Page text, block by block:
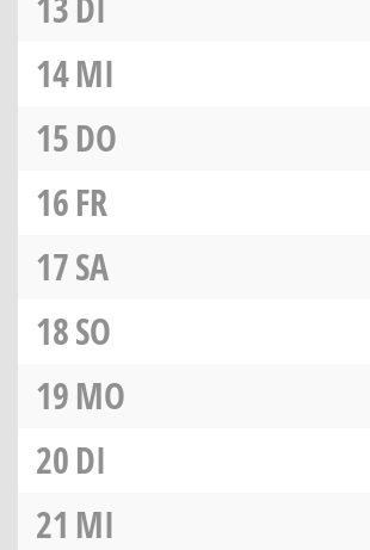
14MI
15DO
16FR
17SA
18SO
19MO
20DI
21 MI